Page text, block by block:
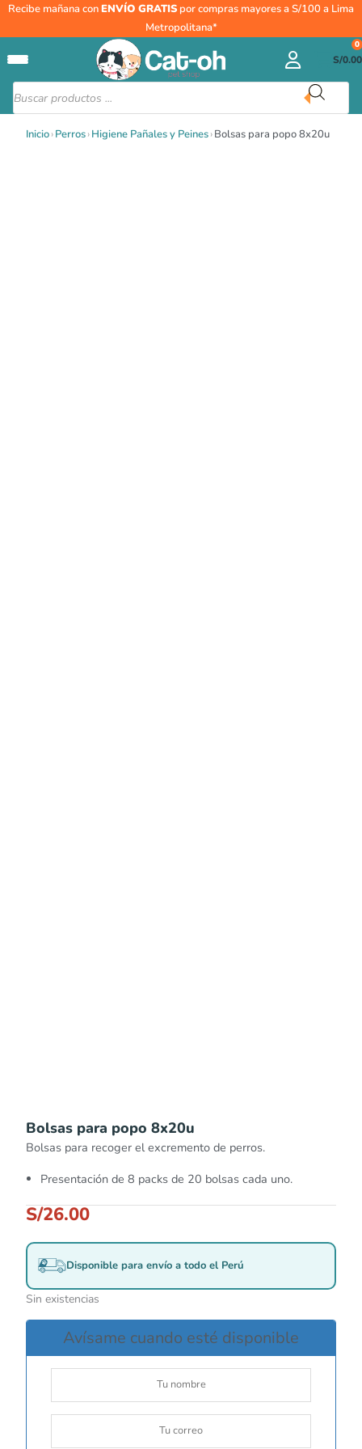
Recibe mañana conENVÍO GRATIS por compras mayores a S/100 a Lima
Metropolitana*
Búsqueda
de
productos
S/0.00
0
Inicio›Perros›Higiene Pañales y Peines›Bolsas para popo 8x20u
Bolsas para popo 8x20u
Bolsas para recoger el excremento de perros.
Presentación de 8 packs de 20 bolsas cada uno.
S/26.00
Disponible para envío a todo el Perú
Sin existencias
Avísame cuando esté disponible